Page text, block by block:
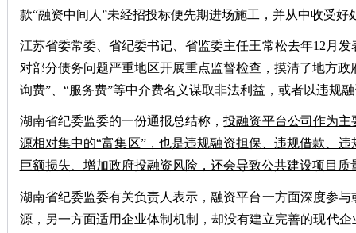
款“融资中间人”未经招投标便先期进场施工，并从中收受好
江苏省委常委、省纪委书记、省监委主任王常松去年12月
对部分债务问题严重地区开展重点监督检查，摸清了地方
询费”、“服务费”等中介费名义谋取非法利益，或者以违规
湖南省纪委监委的一份通报总结称，投融资平台公司作为
源相对集中的“富集区”，也是违规融资担保、违规借款、
巨额损失、增加政府投融资风险，还会导致公共建设项目
湖南省纪委监委有关负责人表示，融资平台一方面深度参
源，另一方面适用企业体制机制，却没有建立完善的现代